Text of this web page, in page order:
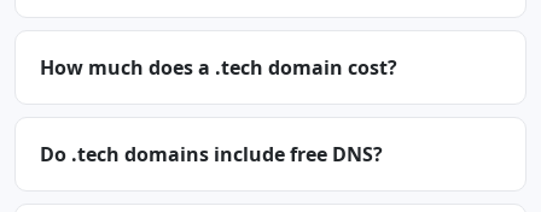
How much does a .tech domain cost?
Do .tech domains include free DNS?